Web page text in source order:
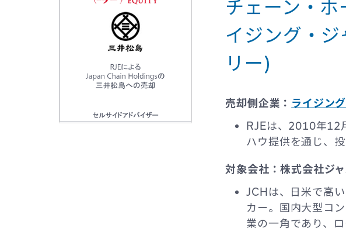
財務・バリュエーシ
ファイナンシャルサ
ヘルスケア
不動産・ホテル・レ
会社情報
投資家向け情報（グ
チェーン・
イジング・
リー)
売却側企業： ライジン
RJEは、2010年12
ハウ提供を通じ、
対象会社：株式会社ジ
JCHは、日米で高
カー。国内大型コ
業の一角であり、